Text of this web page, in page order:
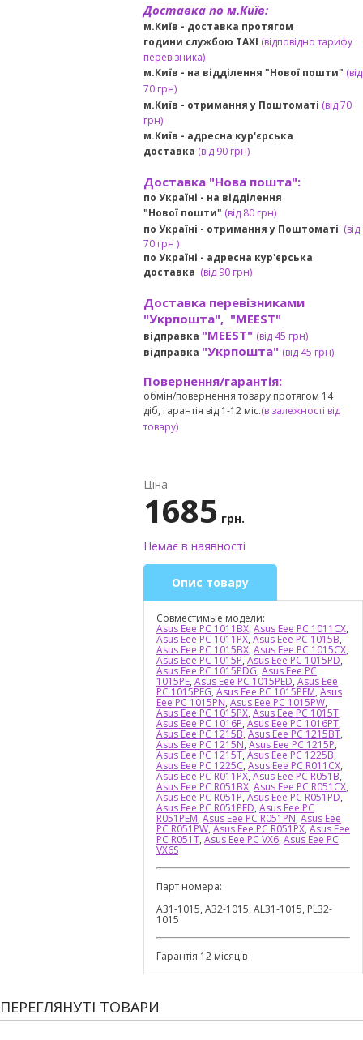
Доставка по м.Київ:
м.Київ - доставка протягом
години службою TAXI (відповідно тарифу
перевізника)
м.Київ - на відділення "Нової пошти" (від
70 грн)
м.Київ - отримання у Поштоматі (від 70
грн)
м.Київ - адресна кур'єрська
доставка (від90 грн)
Доставка "Нова пошта":
по Україні - на відділення
"Нової пошти" (від 80 грн)
по Україні - отримання у Поштоматі (від
70 грн )
по Україні - адресна кур'єрська
доставка (від90 грн)
Доставка перевізниками
"Укрпошта", "MEEST"
відправка "MEEST" (від 45 грн)
відправка "Укрпошта" (від 45 грн)
Повернення/гарантія:
обмін/повернення товару протягом 14
діб, гарантія від 1-12 міс.(в залежності від
товару)
Ціна
1685 грн.
Немає в наявності
Опис товару
Совместимые модели:
Asus Eee PC 1011BX, Asus Eee PC 1011CX,
Asus Eee PC 1011PX, Asus Eee PC 1015B,
Asus Eee PC 1015BX, Asus Eee PC 1015CX,
Asus Eee PC 1015P, Asus Eee PC 1015PD,
Asus Eee PC 1015PDG, Asus Eee PC
1015PE, Asus Eee PC 1015PED, Asus Eee
PC 1015PEG, Asus Eee PC 1015PEM, Asus
Eee PC 1015PN, Asus Eee PC 1015PW,
Asus Eee PC 1015PX, Asus Eee PC 1015T,
Asus Eee PC 1016P, Asus Eee PC 1016PT,
Asus Eee PC 1215B, Asus Eee PC 1215BT,
Asus Eee PC 1215N, Asus Eee PC 1215P,
Asus Eee PC 1215T, Asus Eee PC 1225B,
Asus Eee PC 1225C, Asus Eee PC R011CX,
Asus Eee PC R011PX, Asus Eee PC R051B,
Asus Eee PC R051BX, Asus Eee PC R051CX,
Asus Eee PC R051P, Asus Eee PC R051PD,
Asus Eee PC R051PED, Asus Eee PC
R051PEM, Asus Eee PC R051PN, Asus Eee
PC R051PW, Asus Eee PC R051PX, Asus Eee
PC R051T, Asus Eee PC VX6, Asus Eee PC
VX6S
Парт номера:
A31-1015, A32-1015, AL31-1015, PL32-
1015
Гарантія 12 місяців
ПЕРЕГЛЯНУТІ ТОВАРИ